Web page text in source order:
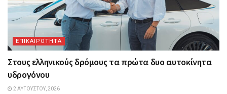
ΕΠΙΚΑΙΡΟΤΗΤΑ
Στους ελληνικούς δρόμους τα πρώτα δυο αυτοκίνητα
υδρογόνου
2 ΑΥΓΟΎΣΤΟΥ, 2026